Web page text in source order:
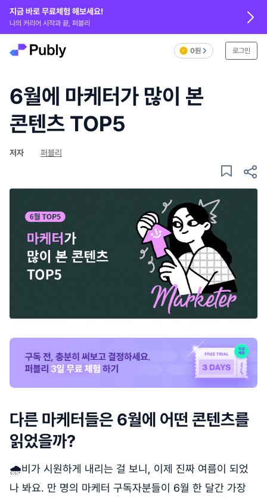
지금 바로 무료체험 해보세요!
나의 커리어 시작과 끝, 퍼블리
0원 로그인
6월에 마케터가 많이 본
콘텐츠 TOP5
저자 퍼블리
다른 마케터들은 6월에 어떤 콘텐츠를
읽었을까?
🌧️비가 시원하게 내리는 걸 보니, 이제 진짜 여름이 되었
나 봐요. 만 명의 마케터 구독자분들이 6월 한 달간 가장